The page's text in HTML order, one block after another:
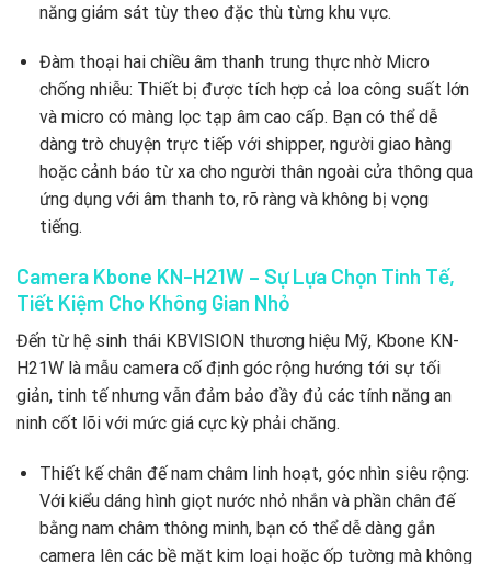
năng giám sát tùy theo đặc thù từng khu vực.
Đàm thoại hai chiều âm thanh trung thực nhờ Micro
chống nhiễu: Thiết bị được tích hợp cả loa công suất lớn
và micro có màng lọc tạp âm cao cấp. Bạn có thể dễ
dàng trò chuyện trực tiếp với shipper, người giao hàng
hoặc cảnh báo từ xa cho người thân ngoài cửa thông qua
ứng dụng với âm thanh to, rõ ràng và không bị vọng
tiếng.
Camera Kbone KN-H21W – Sự Lựa Chọn Tinh Tế,
Tiết Kiệm Cho Không Gian Nhỏ
Đến từ hệ sinh thái KBVISION thương hiệu Mỹ, Kbone KN-
H21W là mẫu camera cố định góc rộng hướng tới sự tối
giản, tinh tế nhưng vẫn đảm bảo đầy đủ các tính năng an
ninh cốt lõi với mức giá cực kỳ phải chăng.
Thiết kế chân đế nam châm linh hoạt, góc nhìn siêu rộng:
Với kiểu dáng hình giọt nước nhỏ nhắn và phần chân đế
bằng nam châm thông minh, bạn có thể dễ dàng gắn
camera lên các bề mặt kim loại hoặc ốp tường mà không